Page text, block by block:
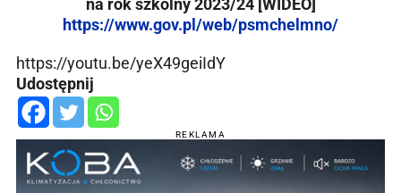
na rok szkolny 2023/24 [WIDEO]
https://www.gov.pl/web/psmchelmno/
https://youtu.be/yeX49geiIdY
Udostępnij
REKLAMA